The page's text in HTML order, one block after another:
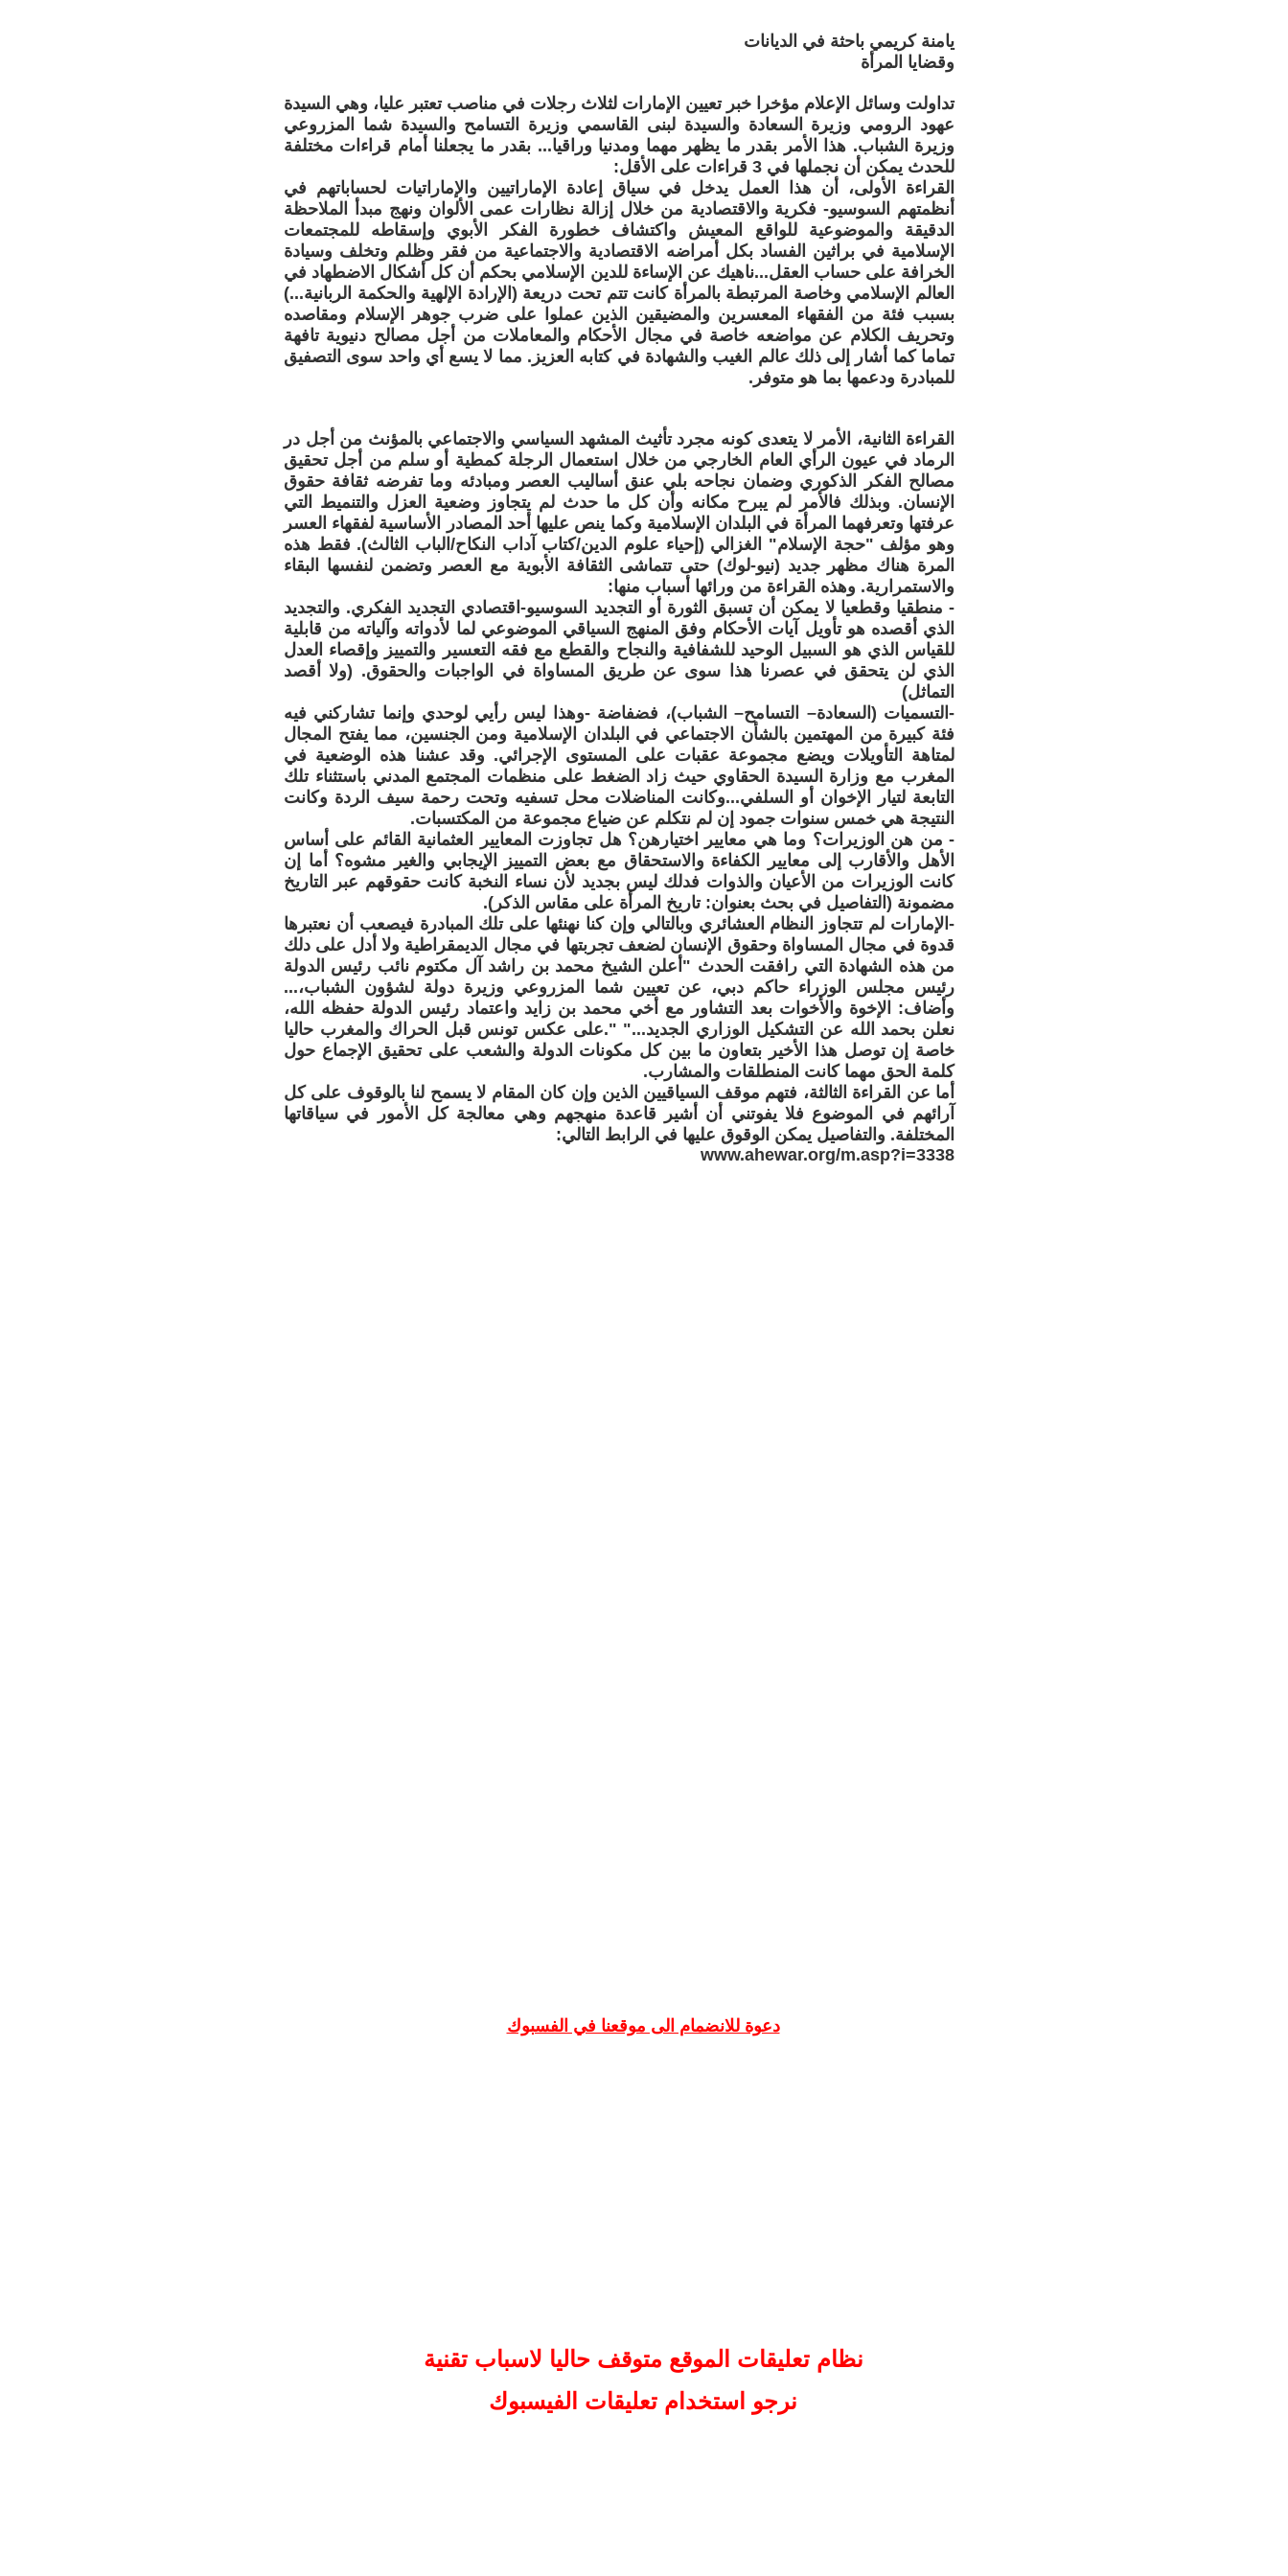
يامنة كريمي باحثة في الديانات
وقضايا المرأة
تداولت وسائل الإعلام مؤخرا خبر تعيين الإمارات لثلاث رجلات في مناصب تعتبر عليا، وهي السيدة
عهود الرومي وزيرة السعادة والسيدة لبنى القاسمي وزيرة التسامح والسيدة شما المزروعي
وزيرة الشباب. هذا الأمر بقدر ما يظهر مهما ومدنيا وراقيا... بقدر ما يجعلنا أمام قراءات مختلفة
للحدث يمكن أن نجملها في 3 قراءات على الأقل:
القراءة الأولى، أن هذا العمل يدخل في سياق إعادة الإماراتيين والإماراتيات لحساباتهم في
أنظمتهم السوسيو- فكرية والاقتصادية من خلال إزالة نظارات عمى الألوان ونهج مبدأ الملاحظة
الدقيقة والموضوعية للواقع المعيش واكتشاف خطورة الفكر الأبوي وإسقاطه للمجتمعات
الإسلامية في براثين الفساد بكل أمراضه الاقتصادية والاجتماعية من فقر وظلم وتخلف وسيادة
الخرافة على حساب العقل...ناهيك عن الإساءة للدين الإسلامي بحكم أن كل أشكال الاضطهاد في
العالم الإسلامي وخاصة المرتبطة بالمرأة كانت تتم تحت دريعة (الإرادة الإلهية والحكمة الربانية...)
بسبب فئة من الفقهاء المعسرين والمضيقين الذين عملوا على ضرب جوهر الإسلام ومقاصده
وتحريف الكلام عن مواضعه خاصة في مجال الأحكام والمعاملات من أجل مصالح دنيوية تافهة
تماما كما أشار إلى ذلك عالم الغيب والشهادة في كتابه العزيز. مما لا يسع أي واحد سوى التصفيق
للمبادرة ودعمها بما هو متوفر.
القراءة الثانية، الأمر لا يتعدى كونه مجرد تأثيث المشهد السياسي والاجتماعي بالمؤنث من أجل در
الرماد في عيون الرأي العام الخارجي من خلال استعمال الرجلة كمطية أو سلم من أجل تحقيق
مصالح الفكر الذكوري وضمان نجاحه بلي عنق أساليب العصر ومبادئه وما تفرضه ثقافة حقوق
الإنسان. وبذلك فالأمر لم يبرح مكانه وأن كل ما حدث لم يتجاوز وضعية العزل والتنميط التي
عرفتها وتعرفهما المرأة في البلدان الإسلامية وكما ينص عليها أحد المصادر الأساسية لفقهاء العسر
وهو مؤلف "حجة الإسلام" الغزالي (إحياء علوم الدين/كتاب آداب النكاح/الباب الثالث). فقط هذه
المرة هناك مظهر جديد (نيو-لوك) حتى تتماشى الثقافة الأبوية مع العصر وتضمن لنفسها البقاء
والاستمرارية. وهذه القراءة من ورائها أسباب منها:
- منطقيا وقطعيا لا يمكن أن تسبق الثورة أو التجديد السوسيو-اقتصادي التجديد الفكري. والتجديد
الذي أقصده هو تأويل آيات الأحكام وفق المنهج السياقي الموضوعي لما لأدواته وآلياته من قابلية
للقياس الذي هو السبيل الوحيد للشفافية والنجاح والقطع مع فقه التعسير والتمييز وإقصاء العدل
الذي لن يتحقق في عصرنا هذا سوى عن طريق المساواة في الواجبات والحقوق. (ولا أقصد
التماثل)
-التسميات (السعادة– التسامح– الشباب)، فضفاضة -وهذا ليس رأيي لوحدي وإنما تشاركني فيه
فئة كبيرة من المهتمين بالشأن الاجتماعي في البلدان الإسلامية ومن الجنسين، مما يفتح المجال
لمتاهة التأويلات ويضع مجموعة عقبات على المستوى الإجرائي. وقد عشنا هذه الوضعية في
المغرب مع وزارة السيدة الحقاوي حيث زاد الضغط على منظمات المجتمع المدني باستثناء تلك
التابعة لتيار الإخوان أو السلفي...وكانت المناضلات محل تسفيه وتحت رحمة سيف الردة وكانت
النتيجة هي خمس سنوات جمود إن لم نتكلم عن ضياع مجموعة من المكتسبات.
- من هن الوزيرات؟ وما هي معايير اختيارهن؟ هل تجاوزت المعايير العثمانية القائم على أساس
الأهل والأقارب إلى معايير الكفاءة والاستحقاق مع بعض التمييز الإيجابي والغير مشوه؟ أما إن
كانت الوزيرات من الأعيان والذوات فدلك ليس بجديد لأن نساء النخبة كانت حقوقهم عبر التاريخ
مضمونة (التفاصيل في بحث بعنوان: تاريخ المرأة على مقاس الذكر).
-الإمارات لم تتجاوز النظام العشائري وبالتالي وإن كنا نهنئها على تلك المبادرة فيصعب أن نعتبرها
قدوة في مجال المساواة وحقوق الإنسان لضعف تجربتها في مجال الديمقراطية ولا أدل على دلك
من هذه الشهادة التي رافقت الحدث "أعلن الشيخ محمد بن راشد آل مكتوم نائب رئيس الدولة
رئيس مجلس الوزراء حاكم دبي، عن تعيين شما المزروعي وزيرة دولة لشؤون الشباب،...
وأضاف: الإخوة والأخوات بعد التشاور مع أخي محمد بن زايد واعتماد رئيس الدولة حفظه الله،
نعلن بحمد الله عن التشكيل الوزاري الجديد..." ".على عكس تونس قبل الحراك والمغرب حاليا
خاصة إن توصل هذا الأخير بتعاون ما بين كل مكونات الدولة والشعب على تحقيق الإجماع حول
كلمة الحق مهما كانت المنطلقات والمشارب.
أما عن القراءة الثالثة، فتهم موقف السياقيين الذين وإن كان المقام لا يسمح لنا بالوقوف على كل
آرائهم في الموضوع فلا يفوتني أن أشير قاعدة منهجهم وهي معالجة كل الأمور في سياقاتها
المختلفة. والتفاصيل يمكن الوقوق عليها في الرابط التالي:
www.ahewar.org/m.asp?i=3338
دعوة للانضمام الى موقعنا في الفسبوك
نظام تعليقات الموقع متوقف حاليا لاسباب تقنية
نرجو استخدام تعليقات الفيسبوك